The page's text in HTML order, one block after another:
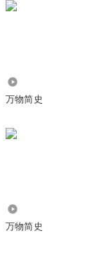
万物简史
万物简史